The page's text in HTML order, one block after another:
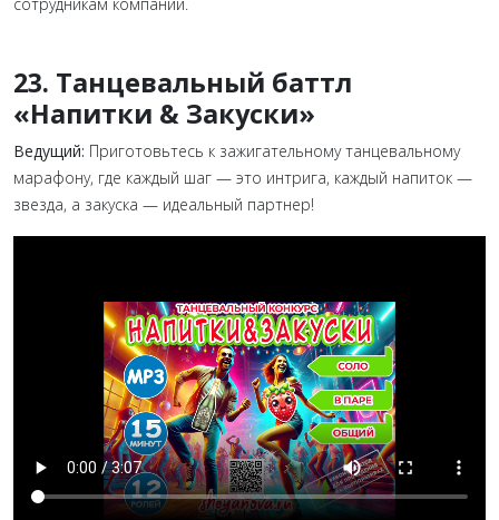
23. Танцевальный баттл
«Напитки & Закуски»
Ведущий: Приготовьтесь к зажигательному танцевальному
марафону, где каждый шаг — это интрига, каждый напиток —
звезда, а закуска — идеальный партнер!